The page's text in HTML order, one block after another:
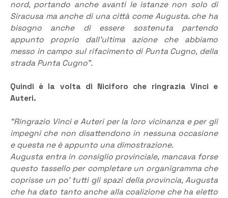
nord, portando anche avanti le istanze non solo di
Siracusa ma anche di una città come Augusta. che ha
bisogno anche di essere sostenuta partendo
appunto proprio dall’ultima azione che abbiamo
messo in campo sul rifacimento di Punta Cugno, della
strada Punta Cugno”.
Quindi è la volta di Niciforo che ringrazia Vinci e
Auteri.
“Ringrazio Vinci e Auteri per la loro vicinanza e per gli
impegni che non disattendono in nessuna occasione
e questa ne è appunto una dimostrazione.
Augusta entra in consiglio provinciale, mancava forse
questo tassello per completare un organigramma che
coprisse un po’ tutti gli spazi della provincia, Augusta
che ha dato tanto anche alla coalizione che ha eletto